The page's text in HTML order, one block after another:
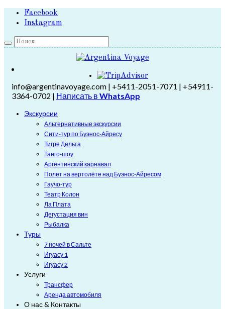
Facebook
Instagram
info@argentinavoyage.com | +5411-2051-7071 | +54911-
3364-0702 | Написать в WhatsApp
Экскурсии
Альтернативные экскурсии
Сити-тур по Буэнос-Айресу
Тигре Дельта
Танго-шоу
Аргентинский карнавал
Полет на вертолёте над Буэнос-Айресом
Гаучо-тур
Театр Колон
Ла Плата
Дегустация вин
Рыбалка
Туры
7 ночей в Сальте
Игуасу 1
Игуасу 2
Услуги
Трансфер
Аренда автомобиля
О нас & Контакты